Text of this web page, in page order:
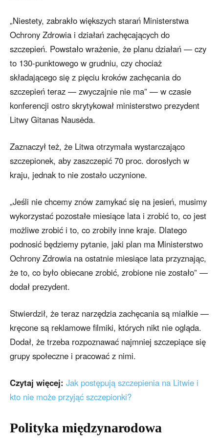
„Niestety, zabrakło większych starań Ministerstwa
Ochrony Zdrowia i działań zachęcających do
szczepień. Powstało wrażenie, że planu działań — czy
to 130-punktowego w grudniu, czy chociaż
składającego się z pięciu kroków zachęcania do
szczepień teraz — zwyczajnie nie ma” — w czasie
konferencji ostro skrytykował ministerstwo prezydent
Litwy Gitanas Nausėda.
Zaznaczył też, że Litwa otrzymała wystarczająco
szczepionek, aby zaszczepić 70 proc. dorosłych w
kraju, jednak to nie zostało uczynione.
„Jeśli nie chcemy znów zamykać się na jesień, musimy
wykorzystać pozostałe miesiące lata i zrobić to, co jest
możliwe zrobić i to, co zrobiły inne kraje. Dlatego
podnosić będziemy pytanie, jaki plan ma Ministerstwo
Ochrony Zdrowia na ostatnie miesiące lata przyznając,
że to, co było obiecane zrobić, zrobione nie zostało” —
dodał prezydent.
Stwierdził, że teraz narzędzia zachęcania są miałkie —
kręcone są reklamowe filmiki, których nikt nie ogląda.
Dodał, że trzeba rozpoznawać najmniej szczepiące się
grupy społeczne i pracować z nimi.
Czytaj więcej: Jak postępują szczepienia na Litwie i
kto nie może przyjąć szczepionki?
Polityka międzynarodowa